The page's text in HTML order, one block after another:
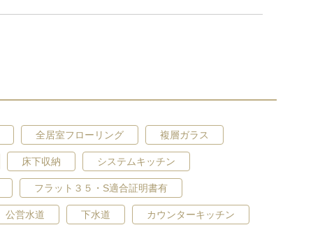
土地の品質も妥協しません。
全居室フローリング 複層ガラス
床下収納 システムキッチン
フラット３５・S適合証明書有
公営水道 下水道 カウンターキッチン